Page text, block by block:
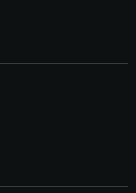
funzionamento
informazioni